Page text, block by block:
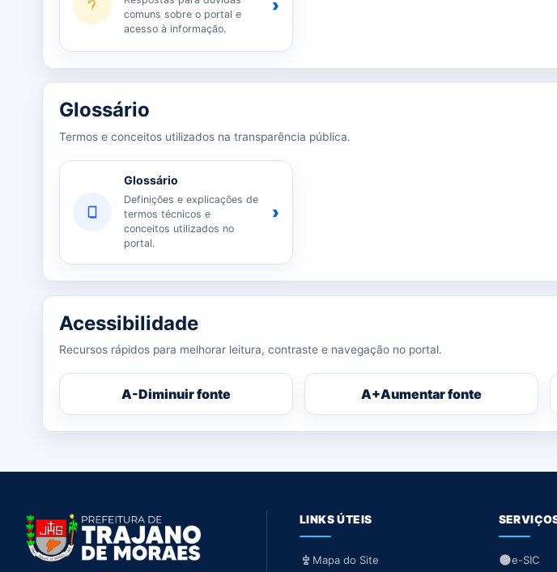
comuns sobre o portal e
acesso à informação.
›
Glossário
Termos e conceitos utilizados na transparência pública.
Glossário
Definições e explicações de
termos técnicos e
conceitos utilizados no
portal.
›
Acessibilidade
Recursos rápidos para melhorar leitura, contraste e navegação no portal.
A-Diminuir fonte A+Aumentar fonte
LINKS ÚTEIS
Mapa do Site e-SIC